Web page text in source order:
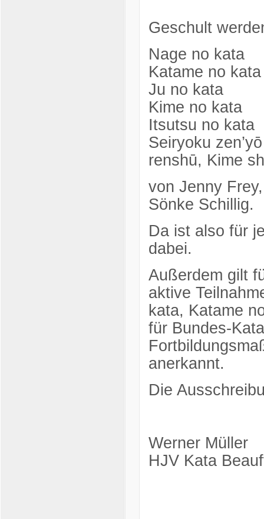
Geschult
Nage no kata
Katame no kata
Ju no kata
Kime no kata
Itsutsu no kata
Seiryoku
renshū, Kime
von Jenny
Sönke Schillig.
Da ist also für
dabei.
Außerdem gilt
aktive
kata, Katame
für Bundes-
anerkannt.
Die
Werner Müller
HJV Kata